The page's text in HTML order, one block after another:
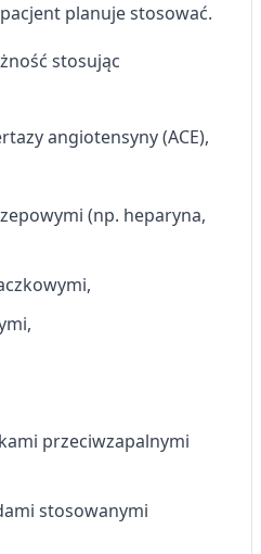
planuje stosować.
stosując
angiotensyny (ACE),
(np. heparyna,
przeciwzapalnymi
stosowanymi
danych do
treści
celu doboru
statystyce lub
źródeł
danych do